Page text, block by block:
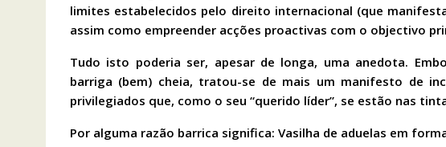
limites estabelecidos pelo direito internacional (que
assim como empreender acções proactivas com o objectivo
Tudo isto poderia ser, apesar de longa, uma anedota.
barriga (bem) cheia, tratou-se de mais um manifesto de
privilegiados que, como o seu “querido líder”, se estão nas
Por alguma razão barrica significa: Vasilha de aduelas em